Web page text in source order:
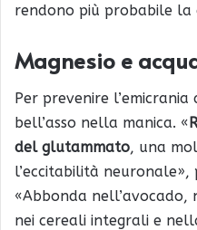
rendono più probabile la
Magnesio e
Per prevenire l’emicrania
bell’asso nella manica. «
del glutammato, una
l’eccitabilità neuronale»,
«Abbonda nell’avocado,
nei cereali integrali e